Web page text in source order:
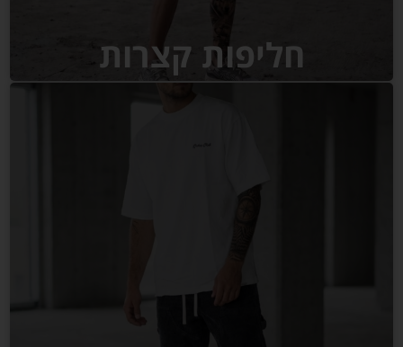
חליפות קצרות